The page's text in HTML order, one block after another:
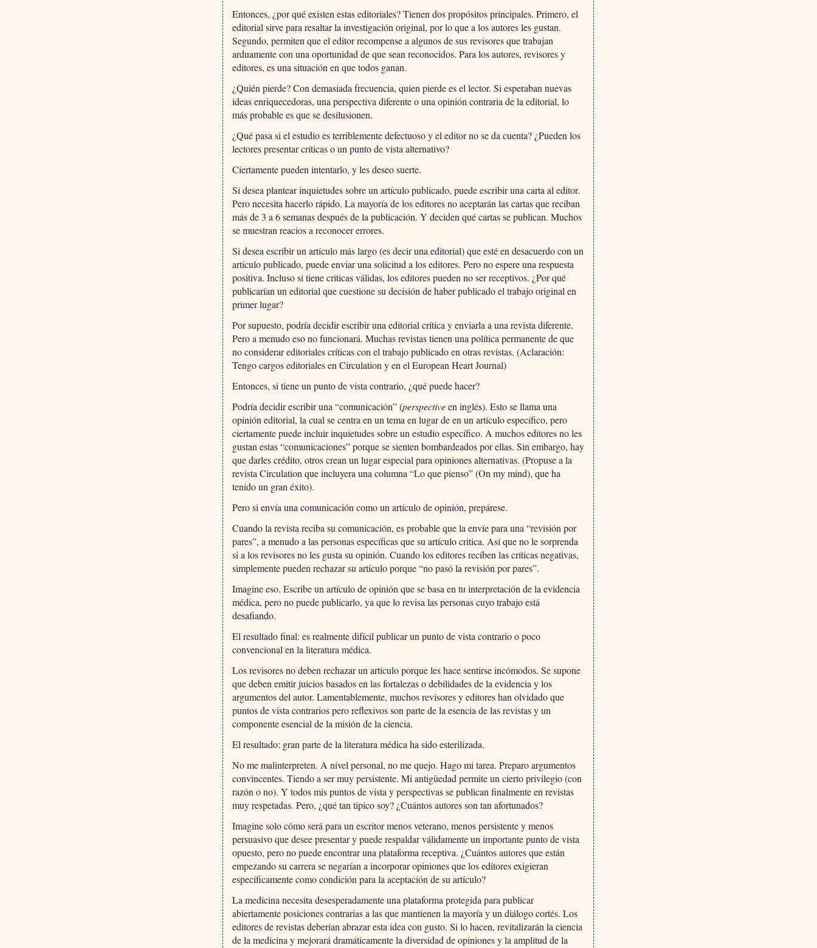
Entonces, ¿por qué existen estas editoriales? Tienen dos propósitos principales. Primero, el
editorial sirve para resaltar la investigación original, por lo que a los autores les gustan.
Segundo, permiten que el editor recompense a algunos de sus revisores que trabajan
arduamente con una oportunidad de que sean reconocidos. Para los autores, revisores y
editores, es una situación en que todos ganan.
¿Quién pierde? Con demasiada frecuencia, quien pierde es el lector. Si esperaban nuevas
ideas enriquecedoras, una perspectiva diferente o una opinión contraria de la editorial, lo
más probable es que se desilusionen.
¿Qué pasa si el estudio es terriblemente defectuoso y el editor no se da cuenta? ¿Pueden los
lectores presentar críticas o un punto de vista alternativo?
Ciertamente pueden intentarlo, y les deseo suerte.
Si desea plantear inquietudes sobre un artículo publicado, puede escribir una carta al editor.
Pero necesita hacerlo rápido. La mayoría de los editores no aceptarán las cartas que reciban
más de 3 a 6 semanas después de la publicación. Y deciden qué cartas se publican. Muchos
se muestran reacios a reconocer errores.
Si desea escribir un artículo más largo (es decir una editorial) que esté en desacuerdo con un
artículo publicado, puede enviar una solicitud a los editores. Pero no espere una respuesta
positiva. Incluso si tiene críticas válidas, los editores pueden no ser receptivos. ¿Por qué
publicarían un editorial que cuestione su decisión de haber publicado el trabajo original en
primer lugar?
Por supuesto, podría decidir escribir una editorial crítica y enviarla a una revista diferente.
Pero a menudo eso no funcionará. Muchas revistas tienen una política permanente de que
no considerar editoriales críticas con el trabajo publicado en otras revistas. (Aclaración:
Tengo cargos editoriales en Circulation y en el European Heart Journal)
Entonces, si tiene un punto de vista contrario, ¿qué puede hacer?
Podría decidir escribir una “comunicación” (perspectiveen inglés). Esto se llama una
opinión editorial, la cual se centra en un tema en lugar de en un artículo específico, pero
ciertamente puede incluir inquietudes sobre un estudio específico. A muchos editores no les
gustan estas “comunicaciones” porque se sienten bombardeados por ellas. Sin embargo, hay
que darles crédito, otros crean un lugar especial para opiniones alternativas. (Propuse a la
revista Circulation que incluyera una columna “Lo que pienso” (On my mind), que ha
tenido un gran éxito).
Pero si envía una comunicación como un artículo de opinión, prepárese.
Cuando la revista reciba su comunicación, es probable que la envíe para una “revisión por
pares”, a menudo a las personas específicas que su artículo critica. Así que no le sorprenda
si a los revisores no les gusta su opinión. Cuando los editores reciben las críticas negativas,
simplemente pueden rechazar su artículo porque “no pasó la revisión por pares”.
Imagine eso. Escribe un artículo de opinión que se basa en tu interpretación de la evidencia
médica, pero no puede publicarlo, ya que lo revisa las personas cuyo trabajo está
desafiando.
El resultado final: es realmente difícil publicar un punto de vista contrario o poco
convencional en la literatura médica.
Los revisores no deben rechazar un artículo porque les hace sentirse incómodos. Se supone
que deben emitir juicios basados en las fortalezas o debilidades de la evidencia y los
argumentos del autor. Lamentablemente, muchos revisores y editores han olvidado que
puntos de vista contrarios pero reflexivos son parte de la esencia de las revistas y un
componente esencial de la misión de la ciencia.
El resultado: gran parte de la literatura médica ha sido esterilizada.
No me malinterpreten. A nivel personal, no me quejo. Hago mi tarea. Preparo argumentos
convincentes. Tiendo a ser muy persistente. Mi antigüedad permite un cierto privilegio (con
razón o no). Y todos mis puntos de vista y perspectivas se publican finalmente en revistas
muy respetadas. Pero, ¿qué tan típico soy? ¿Cuántos autores son tan afortunados?
Imagine solo cómo será para un escritor menos veterano, menos persistente y menos
persuasivo que desee presentar y puede respaldar válidamente un importante punto de vista
opuesto, pero no puede encontrar una plataforma receptiva. ¿Cuántos autores que están
empezando su carrera se negarían a incorporar opiniones que los editores exigieran
específicamente como condición para la aceptación de su artículo?
La medicina necesita desesperadamente una plataforma protegida para publicar
abiertamente posiciones contrarias a las que mantienen la mayoría y un diálogo cortés. Los
editores de revistas deberían abrazar esta idea con gusto. Si lo hacen, revitalizarán la ciencia
de la medicina y mejorará dramáticamente la diversidad de opiniones y la amplitud de la